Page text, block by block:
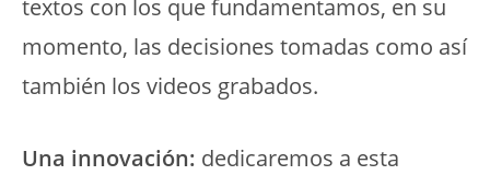
textos con los que fundamentamos, en su
momento, las decisiones tomadas como así
también los videos grabados.
Una innovación: dedicaremos a esta